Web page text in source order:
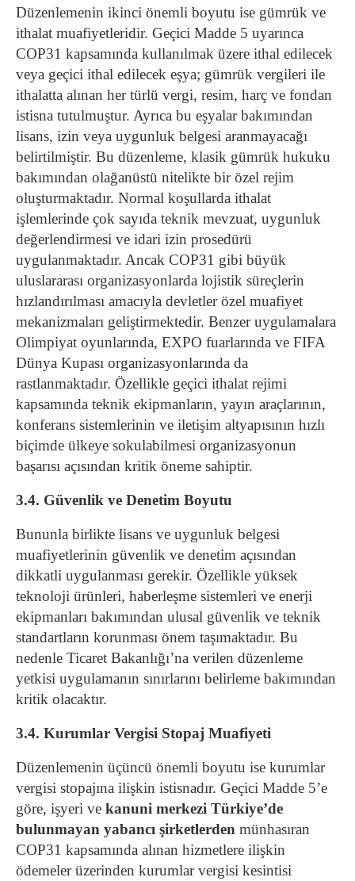
Düzenlemenin ikinci önemli boyutu ise gümrük ve
ithalat muafiyetleridir. Geçici Madde 5 uyarınca
COP31 kapsamında kullanılmak üzere ithal edilecek
veya geçici ithal edilecek eşya; gümrük vergileri ile
ithalatta alınan her türlü vergi, resim, harç ve fondan
istisna tutulmuştur. Ayrıca bu eşyalar bakımından
lisans, izin veya uygunluk belgesi aranmayacağı
belirtilmiştir. Bu düzenleme, klasik gümrük hukuku
bakımından olağanüstü nitelikte bir özel rejim
oluşturmaktadır. Normal koşullarda ithalat
işlemlerinde çok sayıda teknik mevzuat, uygunluk
değerlendirmesi ve idari izin prosedürü
uygulanmaktadır. Ancak COP31 gibi büyük
uluslararası organizasyonlarda lojistik süreçlerin
hızlandırılması amacıyla devletler özel muafiyet
mekanizmaları geliştirmektedir. Benzer uygulamalara
Olimpiyat oyunlarında, EXPO fuarlarında ve FIFA
Dünya Kupası organizasyonlarında da
rastlanmaktadır. Özellikle geçici ithalat rejimi
kapsamında teknik ekipmanların, yayın araçlarının,
konferans sistemlerinin ve iletişim altyapısının hızlı
biçimde ülkeye sokulabilmesi organizasyonun
başarısı açısından kritik öneme sahiptir.
3.4. Güvenlik ve Denetim Boyutu
Bununla birlikte lisans ve uygunluk belgesi
muafiyetlerinin güvenlik ve denetim açısından
dikkatli uygulanması gerekir. Özellikle yüksek
teknoloji ürünleri, haberleşme sistemleri ve enerji
ekipmanları bakımından ulusal güvenlik ve teknik
standartların korunması önem taşımaktadır. Bu
nedenle Ticaret Bakanlığı’na verilen düzenleme
yetkisi uygulamanın sınırlarını belirleme bakımından
kritik olacaktır.
3.4. Kurumlar Vergisi Stopaj Muafiyeti
Düzenlemenin üçüncü önemli boyutu ise kurumlar
vergisi stopajına ilişkin istisnadır. Geçici Madde 5’e
göre, işyeri ve kanuni merkezi Türkiye’de
bulunmayan yabancı şirketlerden münhasıran
COP31 kapsamında alınan hizmetlere ilişkin
ödemeler üzerinden kurumlar vergisi kesintisi